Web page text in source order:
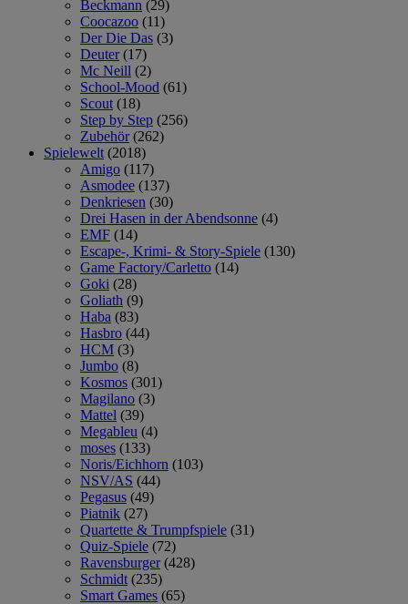
Beckmann (29)
Coocazoo (11)
Der Die Das (3)
Deuter (17)
Mc Neill (2)
School-Mood (61)
Scout (18)
Step by Step (256)
Zubehör (262)
Spielewelt (2018)
Amigo (117)
Asmodee (137)
Denkriesen (30)
Drei Hasen in der Abendsonne (4)
EMF (14)
Escape-, Krimi- & Story-Spiele (130)
Game Factory/Carletto (14)
Goki (28)
Goliath (9)
Haba (83)
Hasbro (44)
HCM (3)
Jumbo (8)
Kosmos (301)
Magilano (3)
Mattel (39)
Megableu (4)
moses (133)
Noris/Eichhorn (103)
NSV/AS (44)
Pegasus (49)
Piatnik (27)
Quartette & Trumpfspiele (31)
Quiz-Spiele (72)
Ravensburger (428)
Schmidt (235)
Smart Games (65)